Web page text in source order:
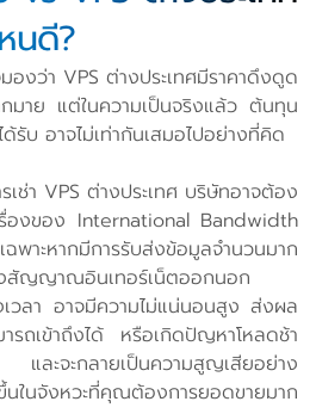
นดี?
องว่า VPS ต่างประเทศมีราคาดึงดูด
กมาย แต่ในความเป็นจริงแล้ว ต้นทุน
รับ อาจไม่เท่ากันเสมอไปอย่างที่คิด
เช่า VPS ต่างประเทศ บริษัทอาจต้อง
รื่องของ International Bandwidth
าะหากมีการรับส่งข้อมูลจำนวนมาก
สัญญาณอินเทอร์เน็ตออกนอก
เวลา อาจมีความไม่แน่นอนสูง ส่งผล
ารถเข้าถึงได้ หรือเกิดปัญหาโหลดช้า
และจะกลายเป็นความสูญเสียอย่าง
ในจังหวะที่คุณต้องการยอดขายมาก